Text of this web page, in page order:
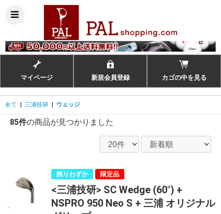
マイページ 新規会員登録 カゴの中を見る
全て 三浦技研 ウェッジ
85件の商品が見つかりました
残りわずか 限定品
<三浦技研> SC Wedge (60°) +
NSPRO 950 Neo S + 三浦 オリジナル